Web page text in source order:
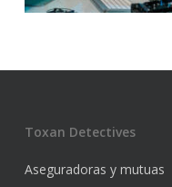
Toxan Detectives
Aseguradoras y mutuas